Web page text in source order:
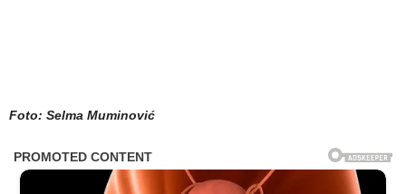
Foto: Selma Muminović